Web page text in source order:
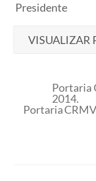
Presidente
VISUALIZAR
Portaria
2014.
Portaria